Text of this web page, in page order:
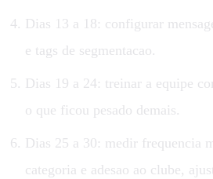
Dias 13 a 18: configurar
e tags de segmentacao.
Dias 19 a 24: treinar a equipe
o que ficou pesado demais.
Dias 25 a 30: medir frequencia
categoria e adesao ao clube,